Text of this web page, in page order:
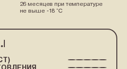
26 месяцев при температуре
не выше -18 °C